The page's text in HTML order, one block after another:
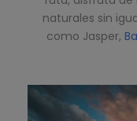
naturales sin
como Jasper,